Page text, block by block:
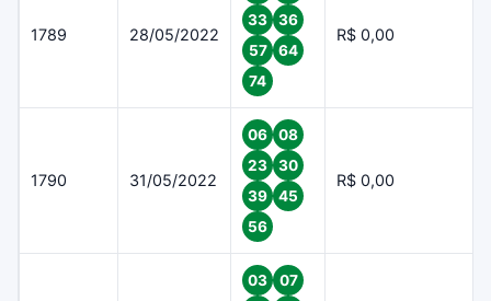
1789 28/05/2022
33
36
57
64
74
R$ 0,00
1790 31/05/2022
06
08
23
30
39
45
56
R$ 0,00
03
07